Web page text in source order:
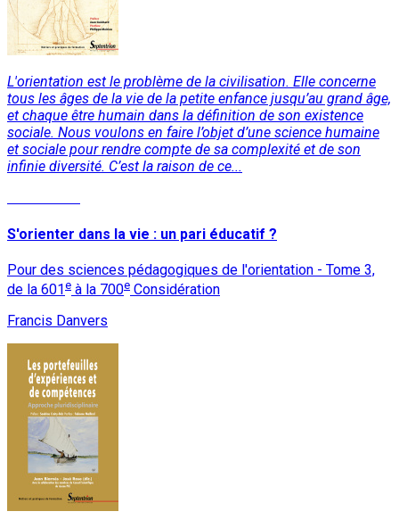
L'orientation est le problème de la civilisation. Elle concerne
tous les âges de la vie de la petite enfance jusqu’au grand âge,
et chaque être humain dans la définition de son existence
sociale. Nous voulons en faire l’objet d’une science humaine
et sociale pour rendre compte de sa complexité et de son
infinie diversité. C’est la raison de ce...
S'orienter dans la vie : un pari éducatif ?
Pour des sciences pédagogiques de l'orientation - Tome 3,
de la 601e à la 700e Considération
Francis Danvers